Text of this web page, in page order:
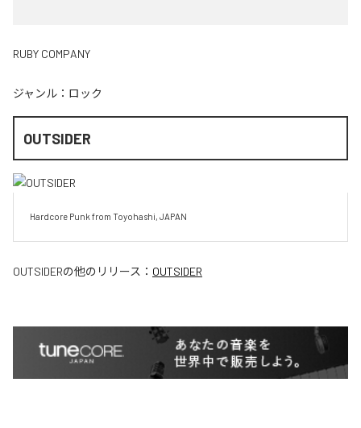
RUBY COMPANY
ジャンル： ロック
OUTSIDER
Hardcore Punk from Toyohashi, JAPAN
OUTSIDERの他のリリース： OUTSIDER